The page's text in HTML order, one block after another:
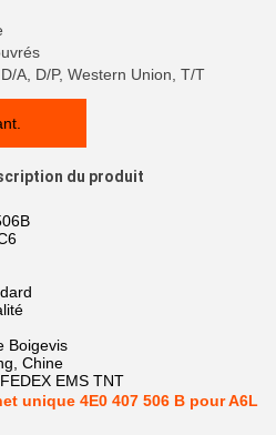
A, D/P, Western Union, T/T
du produit
Boigevis
Chine
EMS TNT
unique 4E0 407 506 B pour A6L